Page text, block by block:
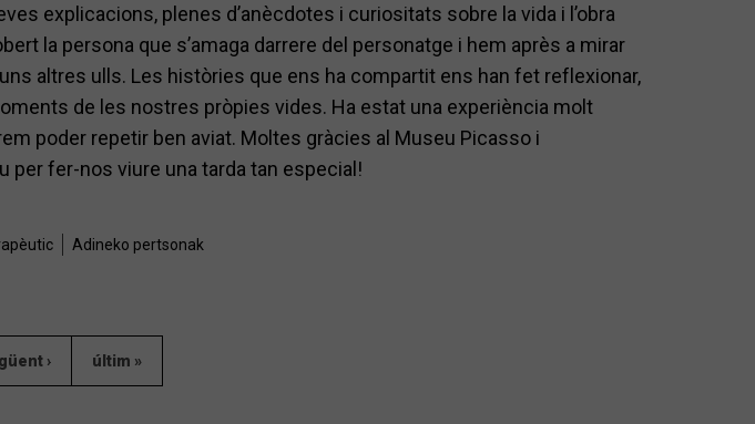
explicacions, plenes d’anècdotes i curiositats sobre la vida i l’obra
la persona que s’amaga darrere del personatge i hem après a mirar
altres ulls. Les històries que ens ha compartit ens han fet reflexionar,
de les nostres pròpies vides. Ha estat una experiència molt
poder repetir ben aviat. Moltes gràcies al Museu Picasso i
per fer-nos viure una tarda tan especial!
Adineko pertsonak
› últim »